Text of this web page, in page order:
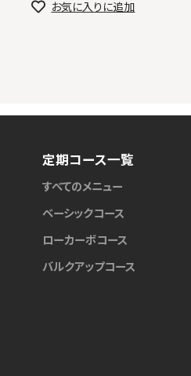
お気に入りに追加
定期コース一覧
すべてのメニュー
ベーシックコース
ローカーボコース
バルクアップコース